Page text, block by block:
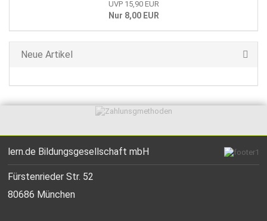
UVP 15,90 EUR
Nur 8,00 EUR
Neue Artikel
lern.de Bildungsgesellschaft mbH
Fürstenrieder Str. 52
80686 München